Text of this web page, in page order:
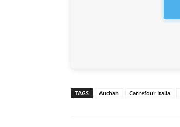
TAGS Auchan Carrefour Italia